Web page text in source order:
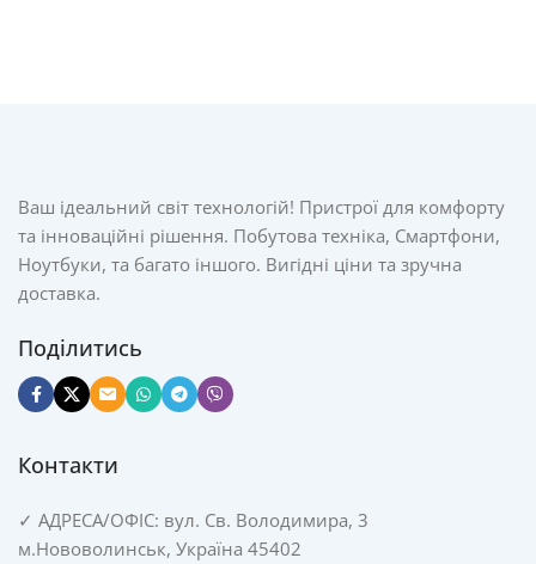
Ваш ідеальний світ технологій! Пристрої для комфорту
та інноваційні рішення. Побутова техніка, Смартфони,
Ноутбуки, та багато іншого. Вигідні ціни та зручна
доставка.
Поділитись
Контакти
✓ АДРЕСА/ОФІС: вул. Св. Володимира, 3
м.Нововолинськ, Україна 45402